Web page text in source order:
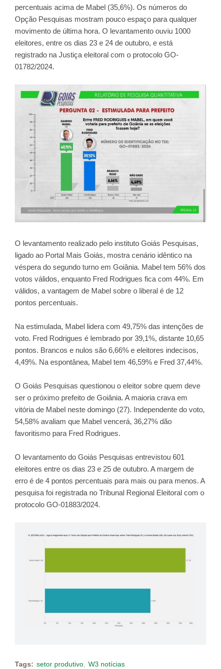
percentuais acima de Mabel (35,6%). Os números do
Opção Pesquisas mostram pouco espaço para qualquer
movimento de última hora. O levantamento ouviu 1000
eleitores, entre os dias 23 e 24 de outubro, e está
registrado na Justiça eleitoral com o protocolo GO-
01782/2024.
O levantamento realizado pelo instituto Goiás Pesquisas,
ligado ao Portal Mais Goiás, mostra cenário idêntico na
véspera do segundo turno em Goiânia. Mabel tem 56% dos
votos válidos, enquanto Fred Rodrigues fica com 44%. Em
válidos, a vantagem de Mabel sobre o liberal é de 12
pontos percentuais.
Na estimulada, Mabel lidera com 49,75% das intenções de
voto. Fred Rodrigues é lembrado por 39,1%, distante 10,65
pontos. Brancos e nulos são 6,66% e eleitores indecisos,
4,49%. Na espontânea, Mabel tem 46,59% e Fred 37,44%.
O Goiás Pesquisas questionou o eleitor sobre quem deve
ser o próximo prefeito de Goiânia. A maioria crava em
vitória de Mabel neste domingo (27). Independente do voto,
54,58% avaliam que Mabel vencerá, 36,27% dão
favoritismo para Fred Rodrigues.
O levantamento do Goiás Pesquisas entrevistou 601
eleitores entre os dias 23 e 25 de outubro. A margem de
erro é de 4 pontos percentuais para mais ou para menos. A
pesquisa foi registrada no Tribunal Regional Eleitoral com o
protocolo GO-01883/2024.
Tags: setor produtivo W3 notícias